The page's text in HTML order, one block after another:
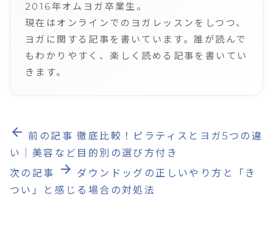
2016年オムヨガ卒業生。
現在はオンラインでのヨガレッスンをしつつ、
ヨガに関する記事を書いています。誰が読んで
もわかりやすく、楽しく読める記事を書いてい
きます。
arrow_back 前の記事徹底比較！ピラティスとヨガ5つの違
い｜美容など目的別の選び方付き
次の記事
arrow_forward ダウンドッグの正しいやり方と「き
つい」と感じる場合の対処法